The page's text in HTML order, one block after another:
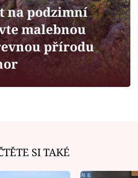
Karlovy Vary
na podzimní
malebnou
přírodu
SI TAKÉ